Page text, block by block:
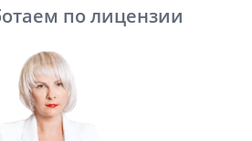
по лицензии